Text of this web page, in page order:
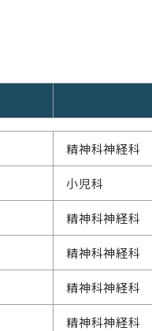
精神科神経科
小児科
精神科神経科
精神科神経科
精神科神経科
精神科神経科